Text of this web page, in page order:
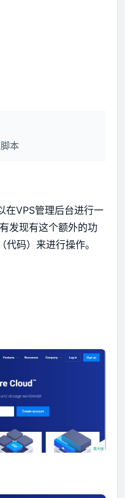
本
在VPS管理后台进行一
发现有这个额外的功
码）来进行操作。